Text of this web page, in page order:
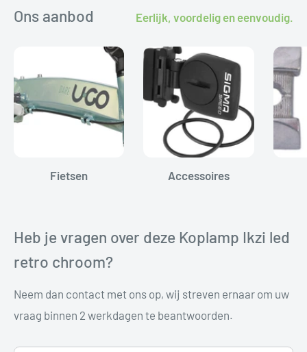
Ons aanbod Eerlijk, voordelig en eenvoudig.
Fietsen Accessoires
Heb je vragen over deze Koplamp Ikzi led
retro chroom?
Neem dan contact met ons op, wij streven ernaar om uw
vraag binnen 2 werkdagen te beantwoorden.